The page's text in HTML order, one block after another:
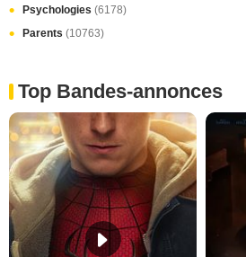
Psychologies (6178)
Parents (10763)
Top Bandes-annonces